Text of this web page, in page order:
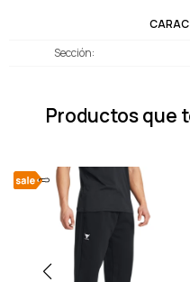
Sección
Productos que